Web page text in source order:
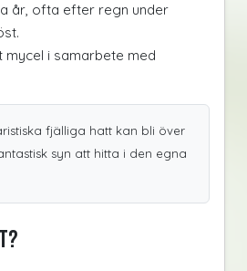
år, ofta efter regn under
mycel i samarbete med
fjälliga hatt kan bli över
syn att hitta i den egna